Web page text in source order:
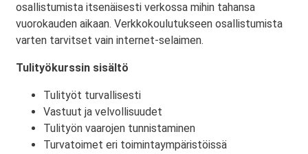
osallistumista itsenäisesti verkossa mihin tahansa
vuorokauden aikaan. Verkkokoulutukseen osallistumista
varten tarvitset vain internet-selaimen.
Tulityökurssin sisältö
Tulityöt turvallisesti
Vastuut ja velvollisuudet
Tulityön vaarojen tunnistaminen
Turvatoimet eri toimintaympäristöissä